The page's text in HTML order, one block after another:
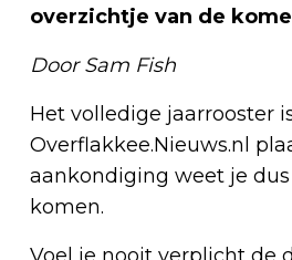
overzichtje van de
Door Sam Fish
Het volledige jaarrooster
Overflakkee.Nieuws.nl
aankondiging weet je
komen.